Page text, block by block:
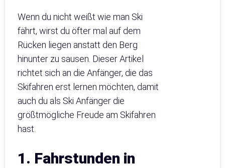
Wenn du nicht weißt wie man Ski
fährt, wirst du öfter mal auf dem
Rücken liegen anstatt den Berg
hinunter zu sausen. Dieser Artikel
richtet sich an die Anfänger, die das
Skifahren erst lernen möchten, damit
auch du als Ski Anfänger die
größtmögliche Freude am Skifahren
hast.
1. Fahrstunden in